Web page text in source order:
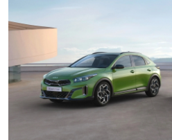
Oto Bilgi